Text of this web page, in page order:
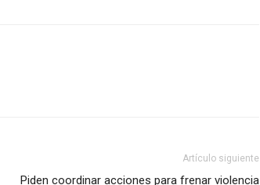
Artículo siguiente
Piden coordinar acciones para frenar violencia